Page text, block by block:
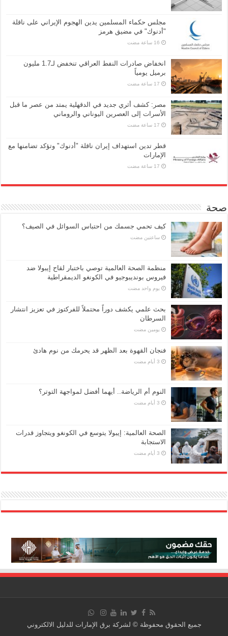
مجلس حكماء المسلمين يدين الهجوم الإيراني على ناقلة
"أدنوك" في مضيق هرمز
انخفاض صادرات النفط العراقي تنخفض لـ1.7 مليون
برميل يومياً
مصر: كشف أثري جديد في الدقهلية يمتد من عصر ما قبل
الأسرات إلى العصرين اليوناني والروماني
قطر تدين استهداف إيران ناقلة "أدنوك" وتؤكد تضامنها مع
الإمارات
صحة
كيف تحمي جسمك من احتباس السوائل في الصيف؟
‏ساعتين مضت
منظمة الصحة العالمية توصي باختبار لقاح إيبولا ضد
فيروس بونديبوجيو في الكونغو الديمقراطية
‏يوم واحد مضت
بحث علمي يكشف دوراً محتملاً للفركتوز في تعزيز انتشار
السرطان
‏يومين مضت
فنجان القهوة بعد الظهر قد يحرمك من نوم هادئ
النوم أم الرياضة.. أيهما أفضل لمواجهة التوتر؟
الصحة العالمية: إيبولا يتوسع في الكونغو ويتجاوز قدرات
الاستجابة
جميع الحقوق محفوظة © لشركة برق الإمارات للدليل الالكتروني